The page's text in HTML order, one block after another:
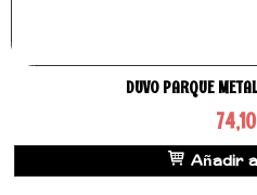
DUVO PARQUE
Añadir